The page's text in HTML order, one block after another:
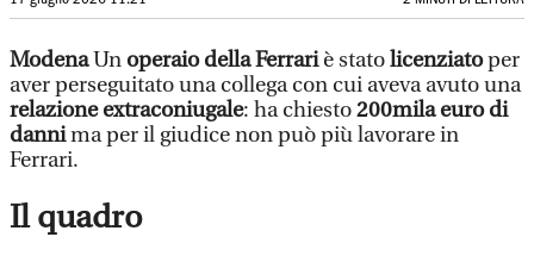
ModenaUn operaio della Ferrariè statolicenziatoper
aver perseguitato una collega con cui aveva avuto una
relazione extraconiugale: ha chiesto200mila euro di
dannima per il giudice non può più lavorare in
Ferrari.
Il quadro